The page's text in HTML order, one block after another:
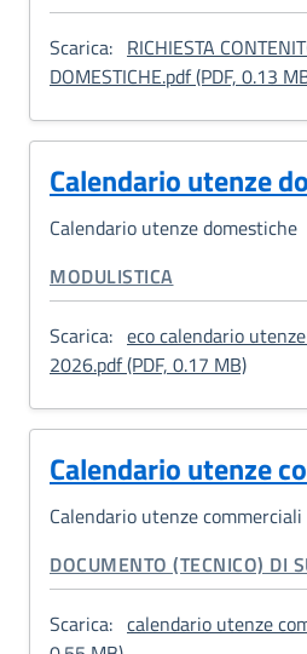
Scarica: RICHIESTA
DOMESTICHE.pdf (PDF, 0.13
Calendario utenze
Calendario utenze domestiche
CATEGORIA CORRELATA:
MODULISTICA
Scarica: eco calendario
2026.pdf (PDF, 0.17 MB):
Calendario utenze
Calendario utenze commerciali
CATEGORIA CORRELATA:
DOCUMENTO (TECNICO) DI
Scarica: calendario utenze